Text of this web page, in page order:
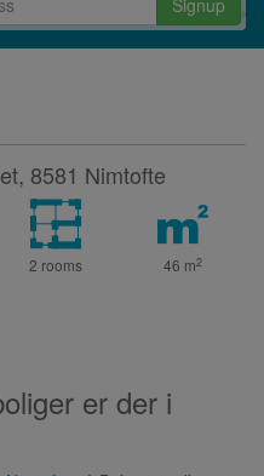
Signup
8581 Nimtofte
2 rooms 46 m2
er der i